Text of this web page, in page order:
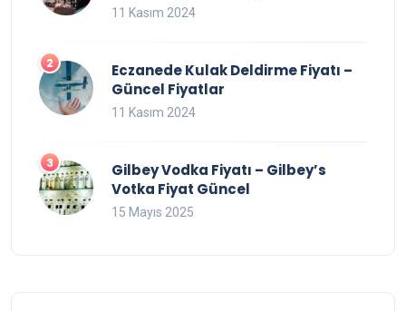
11 Kasım 2024
Eczanede Kulak Deldirme Fiyatı –
Güncel Fiyatlar
11 Kasım 2024
Gilbey Vodka Fiyatı – Gilbey’s
Votka Fiyat Güncel
15 Mayıs 2025